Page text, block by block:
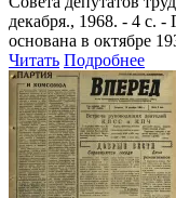
декабря., 1968. - 4 с. -
основана в октябре
Читать Подробнее